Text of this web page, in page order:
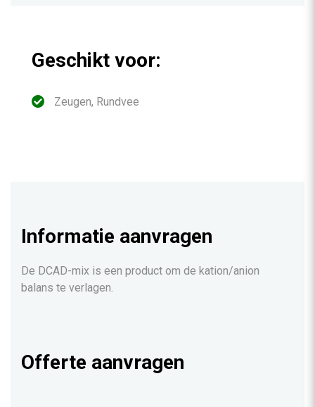
Geschikt voor:
Zeugen, Rundvee
Informatie aanvragen
De DCAD-mix is een product om de kation/anion
balans te verlagen.
Offerte aanvragen